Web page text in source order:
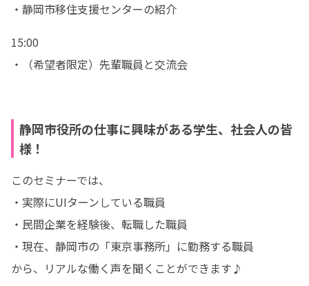
・静岡市移住支援センターの紹介
15:00
・（希望者限定）先輩職員と交流会
静岡市役所の仕事に興味がある学生、社会人の皆
様！
このセミナーでは、
・実際にUIターンしている職員
・民間企業を経験後、転職した職員
・現在、静岡市の「東京事務所」に勤務する職員
から、リアルな働く声を聞くことができます♪